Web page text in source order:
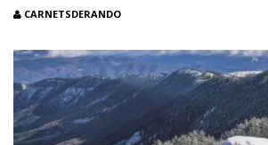
CARNETSDERANDO